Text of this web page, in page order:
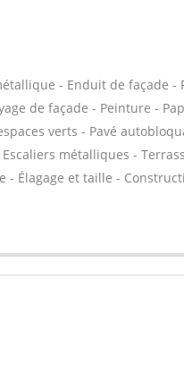
- Enduit de façade -
de façade - Peinture -
verts - Pavé
métalliques -
- Élagage et taille -